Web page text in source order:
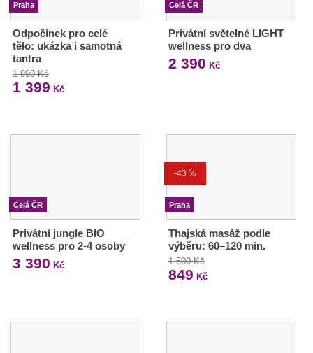
Praha
Odpočinek pro celé
tělo: ukázka i samotná
tantra
1 990 Kč
1 399 Kč
Celá ČR
Privátní světelné LIGHT
wellness pro dva
2 390 Kč
Celá ČR
Privátní jungle BIO
wellness pro 2-4 osoby
3 390 Kč
-43 %
Praha
Thajská masáž podle
výběru: 60–120 min.
1 500 Kč
849 Kč